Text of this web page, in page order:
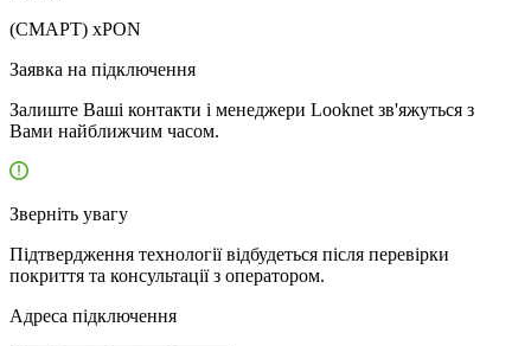
(СМАРТ) xPON
Заявка на підключення
Залиште Ваші контакти і менеджери Looknet зв'яжуться з
Вами найближчим часом.
Зверніть увагу
Підтвердження технології відбудеться після перевірки
покриття та консультації з оператором.
Адресa підключення